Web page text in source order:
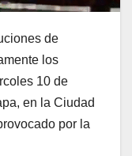
de
los
10 de
en la Ciudad
por la